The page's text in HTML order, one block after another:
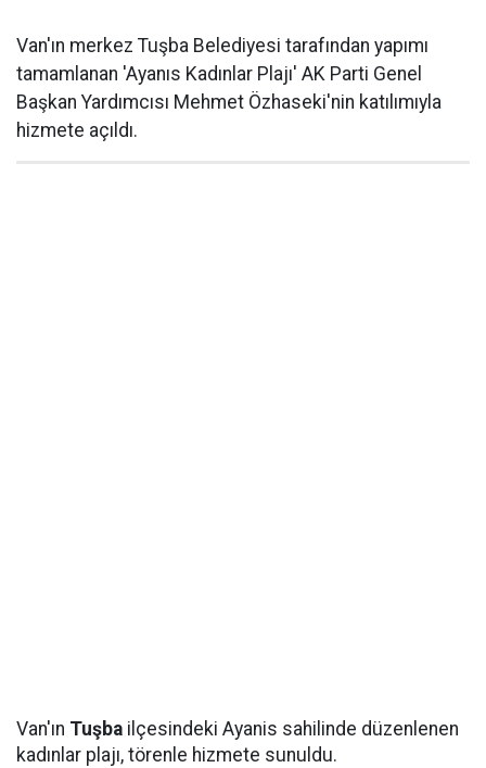
Van'ın merkez Tuşba Belediyesi tarafından yapımı
tamamlanan 'Ayanıs Kadınlar Plajı' AK Parti Genel
Başkan Yardımcısı Mehmet Özhaseki'nin katılımıyla
hizmete açıldı.
Van'ın Tuşba ilçesindeki Ayanis sahilinde düzenlenen
kadınlar plajı, törenle hizmete sunuldu.